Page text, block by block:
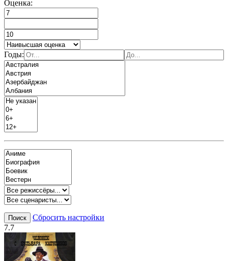
Оценка:
Годы:
Поиск
Сбросить настройки
7.7